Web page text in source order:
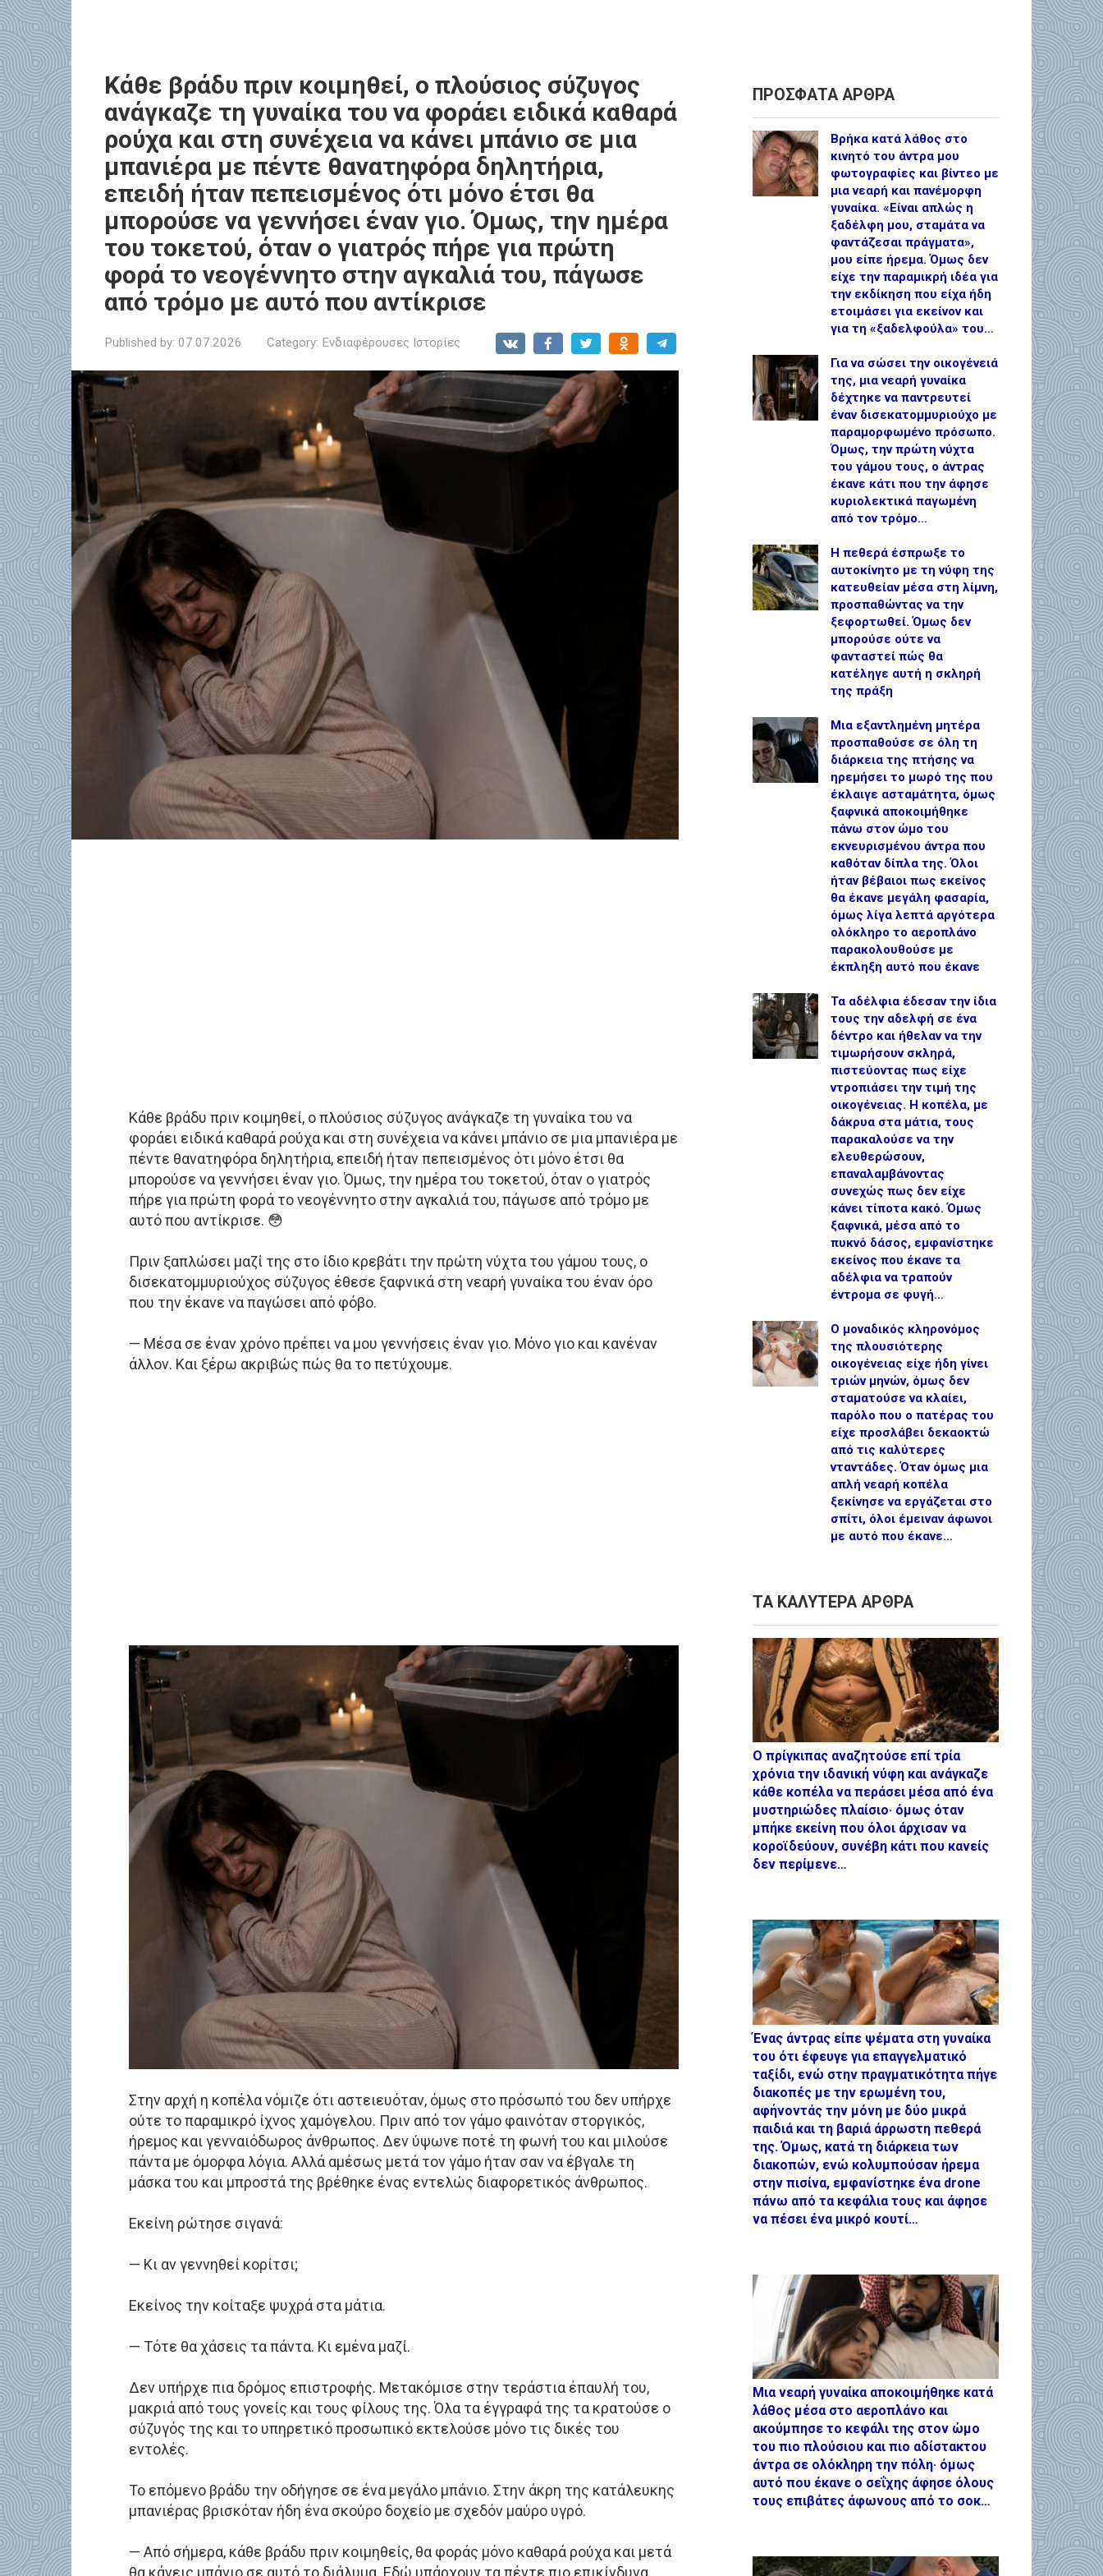
Κάθε βράδυ πριν κοιμηθεί, ο πλούσιος σύζυγος
ανάγκαζε τη γυναίκα του να φοράει ειδικά καθαρά
ρούχα και στη συνέχεια να κάνει μπάνιο σε μια
μπανιέρα με πέντε θανατηφόρα δηλητήρια,
επειδή ήταν πεπεισμένος ότι μόνο έτσι θα
μπορούσε να γεννήσει έναν γιο. Όμως, την ημέρα
του τοκετού, όταν ο γιατρός πήρε για πρώτη
φορά το νεογέννητο στην αγκαλιά του, πάγωσε
από τρόμο με αυτό που αντίκρισε
Published by: 07.07.2026 Category: Ενδιαφέρουσες Ιστορίες
Κάθε βράδυ πριν κοιμηθεί, ο πλούσιος σύζυγος ανάγκαζε τη γυναίκα του να
φοράει ειδικά καθαρά ρούχα και στη συνέχεια να κάνει μπάνιο σε μια μπανιέρα με
πέντε θανατηφόρα δηλητήρια, επειδή ήταν πεπεισμένος ότι μόνο έτσι θα
μπορούσε να γεννήσει έναν γιο. Όμως, την ημέρα του τοκετού, όταν ο γιατρός
πήρε για πρώτη φορά το νεογέννητο στην αγκαλιά του, πάγωσε από τρόμο με
αυτό που αντίκρισε. 😳
Πριν ξαπλώσει μαζί της στο ίδιο κρεβάτι την πρώτη νύχτα του γάμου τους, ο
δισεκατομμυριούχος σύζυγος έθεσε ξαφνικά στη νεαρή γυναίκα του έναν όρο
που την έκανε να παγώσει από φόβο.
— Μέσα σε έναν χρόνο πρέπει να μου γεννήσεις έναν γιο. Μόνο γιο και κανέναν
άλλον. Και ξέρω ακριβώς πώς θα το πετύχουμε.
Στην αρχή η κοπέλα νόμιζε ότι αστειευόταν, όμως στο πρόσωπό του δεν υπήρχε
ούτε το παραμικρό ίχνος χαμόγελου. Πριν από τον γάμο φαινόταν στοργικός,
ήρεμος και γενναιόδωρος άνθρωπος. Δεν ύψωνε ποτέ τη φωνή του και μιλούσε
πάντα με όμορφα λόγια. Αλλά αμέσως μετά τον γάμο ήταν σαν να έβγαλε τη
μάσκα του και μπροστά της βρέθηκε ένας εντελώς διαφορετικός άνθρωπος.
Εκείνη ρώτησε σιγανά:
— Κι αν γεννηθεί κορίτσι;
Εκείνος την κοίταξε ψυχρά στα μάτια.
— Τότε θα χάσεις τα πάντα. Κι εμένα μαζί.
Δεν υπήρχε πια δρόμος επιστροφής. Μετακόμισε στην τεράστια έπαυλή του,
μακριά από τους γονείς και τους φίλους της. Όλα τα έγγραφά της τα κρατούσε ο
σύζυγός της και το υπηρετικό προσωπικό εκτελούσε μόνο τις δικές του
εντολές.
Το επόμενο βράδυ την οδήγησε σε ένα μεγάλο μπάνιο. Στην άκρη της κατάλευκης
μπανιέρας βρισκόταν ήδη ένα σκούρο δοχείο με σχεδόν μαύρο υγρό.
— Από σήμερα, κάθε βράδυ πριν κοιμηθείς, θα φοράς μόνο καθαρά ρούχα και μετά
ΠΡΟΣΦΑΤΑ ΑΡΘΡΑ
Βρήκα κατά λάθος στο
κινητό του άντρα μου
φωτογραφίες και βίντεο με
μια νεαρή και πανέμορφη
γυναίκα. «Είναι απλώς η
ξαδέλφη μου, σταμάτα να
φαντάζεσαι πράγματα»,
μου είπε ήρεμα. Όμως δεν
είχε την παραμικρή ιδέα για
την εκδίκηση που είχα ήδη
ετοιμάσει για εκείνον και
για τη «ξαδελφούλα» του…
Για να σώσει την οικογένειά
της, μια νεαρή γυναίκα
δέχτηκε να παντρευτεί
έναν δισεκατομμυριούχο με
παραμορφωμένο πρόσωπο.
Όμως, την πρώτη νύχτα
του γάμου τους, ο άντρας
έκανε κάτι που την άφησε
κυριολεκτικά παγωμένη
από τον τρόμο…
Η πεθερά έσπρωξε το
αυτοκίνητο με τη νύφη της
κατευθείαν μέσα στη λίμνη,
προσπαθώντας να την
ξεφορτωθεί. Όμως δεν
μπορούσε ούτε να
φανταστεί πώς θα
κατέληγε αυτή η σκληρή
της πράξη
Μια εξαντλημένη μητέρα
προσπαθούσε σε όλη τη
διάρκεια της πτήσης να
ηρεμήσει το μωρό της που
έκλαιγε ασταμάτητα, όμως
ξαφνικά αποκοιμήθηκε
πάνω στον ώμο του
εκνευρισμένου άντρα που
καθόταν δίπλα της. Όλοι
ήταν βέβαιοι πως εκείνος
θα έκανε μεγάλη φασαρία,
όμως λίγα λεπτά αργότερα
ολόκληρο το αεροπλάνο
παρακολουθούσε με
έκπληξη αυτό που έκανε
Τα αδέλφια έδεσαν την ίδια
τους την αδελφή σε ένα
δέντρο και ήθελαν να την
τιμωρήσουν σκληρά,
πιστεύοντας πως είχε
ντροπιάσει την τιμή της
οικογένειας. Η κοπέλα, με
δάκρυα στα μάτια, τους
παρακαλούσε να την
ελευθερώσουν,
επαναλαμβάνοντας
συνεχώς πως δεν είχε
κάνει τίποτα κακό. Όμως
ξαφνικά, μέσα από το
πυκνό δάσος, εμφανίστηκε
εκείνος που έκανε τα
αδέλφια να τραπούν
έντρομα σε φυγή…
Ο μοναδικός κληρονόμος
της πλουσιότερης
οικογένειας είχε ήδη γίνει
τριών μηνών, όμως δεν
σταματούσε να κλαίει,
παρόλο που ο πατέρας του
είχε προσλάβει δεκαοκτώ
από τις καλύτερες
νταντάδες. Όταν όμως μια
απλή νεαρή κοπέλα
ξεκίνησε να εργάζεται στο
σπίτι, όλοι έμειναν άφωνοι
με αυτό που έκανε…
ΤΑ ΚΑΛΥΤΕΡΑ ΑΡΘΡΑ
Ο πρίγκιπας αναζητούσε επί τρία
χρόνια την ιδανική νύφη και ανάγκαζε
κάθε κοπέλα να περάσει μέσα από ένα
μυστηριώδες πλαίσιο· όμως όταν
μπήκε εκείνη που όλοι άρχισαν να
κοροϊδεύουν, συνέβη κάτι που κανείς
δεν περίμενε…
Ένας άντρας είπε ψέματα στη γυναίκα
του ότι έφευγε για επαγγελματικό
ταξίδι, ενώ στην πραγματικότητα πήγε
διακοπές με την ερωμένη του,
αφήνοντάς την μόνη με δύο μικρά
παιδιά και τη βαριά άρρωστη πεθερά
της. Όμως, κατά τη διάρκεια των
διακοπών, ενώ κολυμπούσαν ήρεμα
στην πισίνα, εμφανίστηκε ένα drone
πάνω από τα κεφάλια τους και άφησε
να πέσει ένα μικρό κουτί…
Μια νεαρή γυναίκα αποκοιμήθηκε κατά
λάθος μέσα στο αεροπλάνο και
ακούμπησε το κεφάλι της στον ώμο
του πιο πλούσιου και πιο αδίστακτου
άντρα σε ολόκληρη την πόλη· όμως
αυτό που έκανε ο σεΐχης άφησε όλους
τους επιβάτες άφωνους από το σοκ…